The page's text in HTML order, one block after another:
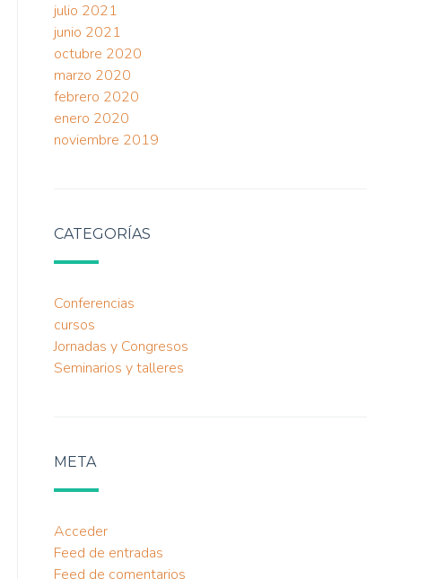
julio 2021
junio 2021
octubre 2020
marzo 2020
febrero 2020
enero 2020
noviembre 2019
CATEGORÍAS
Conferencias
cursos
Jornadas y Congresos
Seminarios y talleres
META
Acceder
Feed de entradas
Feed de comentarios